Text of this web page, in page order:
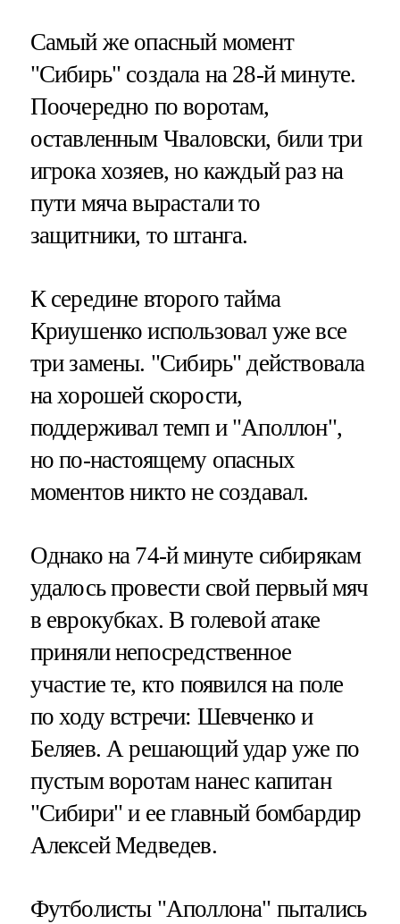
Самый же опасный момент
"Сибирь" создала на 28-й минуте.
Поочередно по воротам,
оставленным Чваловски, били три
игрока хозяев, но каждый раз на
пути мяча вырастали то
защитники, то штанга.
К середине второго тайма
Криушенко использовал уже все
три замены. "Сибирь" действовала
на хорошей скорости,
поддерживал темп и "Аполлон",
но по-настоящему опасных
моментов никто не создавал.
Однако на 74-й минуте сибирякам
удалось провести свой первый мяч
в еврокубках. В голевой атаке
приняли непосредственное
участие те, кто появился на поле
по ходу встречи: Шевченко и
Беляев. А решающий удар уже по
пустым воротам нанес капитан
"Сибири" и ее главный бомбардир
Алексей Медведев.
Футболисты "Аполлона" пытались